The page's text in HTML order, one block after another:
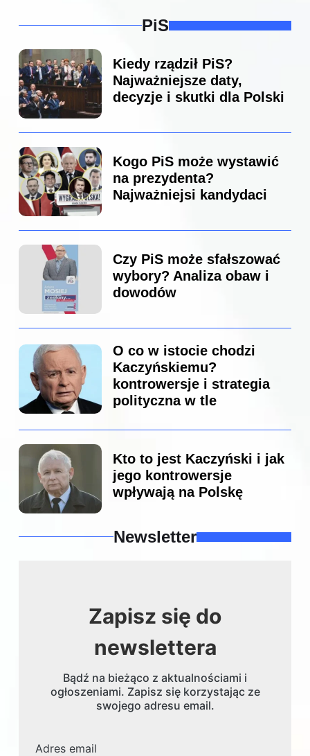
PiS
Kiedy rządził PiS?
Najważniejsze daty,
decyzje i skutki dla Polski
Kogo PiS może wystawić
na prezydenta?
Najważniejsi kandydaci
Czy PiS może sfałszować
wybory? Analiza obaw i
dowodów
O co w istocie chodzi
Kaczyńskiemu?
kontrowersje i strategia
polityczna w tle
Kto to jest Kaczyński i jak
jego kontrowersje
wpływają na Polskę
Newsletter
Zapisz się do
newslettera
Bądź na bieżąco z aktualnościami i
ogłoszeniami. Zapisz się korzystając ze
swojego adresu email.
Adres email